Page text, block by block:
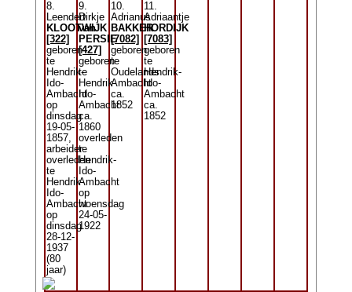
8.
Leendert
KLOOTWIJK
[322]
geboren
te
Hendrik-
Ido-
Ambacht
op
dinsdag
19-05-
1857,
arbeider
overleden
te
Hendrik-
Ido-
Ambacht
op
dinsdag
28-12-
1937
(80
jaar)
9.
Dirkje
van
PERSIE
[427]
geboren
te
Hendrik-
Ido-
Ambacht
ca.
1860
overleden
te
Hendrik-
Ido-
Ambacht
op
woensdag
24-05-
1922
10.
Adrianus
BAKKER
[7082]
geboren
te
Oudelands
Ambacht
ca.
1852
11.
Adriaantje
HORDIJK
[7083]
geboren
te
Hendrik-
Ido-
Ambacht
ca.
1852